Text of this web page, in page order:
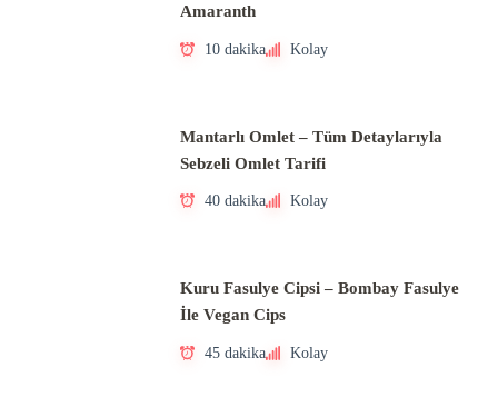
Amaranth
10 dakika Kolay
Mantarlı Omlet – Tüm Detaylarıyla
Sebzeli Omlet Tarifi
40 dakika Kolay
Kuru Fasulye Cipsi – Bombay Fasulye
İle Vegan Cips
45 dakika Kolay